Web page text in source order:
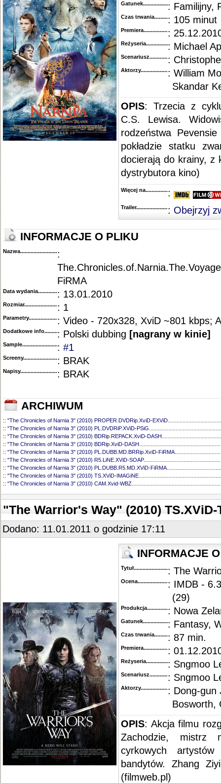
Gatunek...........................................
: Familijny,
Czas trwania......................................
: 105 minut
Premiera..........................................
:
Reżyseria........................................
: Michael
Scenariusz........................................
:
Aktorzy...........................................
: William
Skandar
OPIS: Trzecia z
C.S. Lewisa.
rodzeństwa
pokładzie statku
docierają do krainy, z
dystrybutora kino)
Więcej na........................................
:
Trailer...........................................
: Obejrzyj
INFORMACJE O PLIKU
Nazwa.............................................
:
FiRMA
Data wydania......................................
: 13.01.2010
Rozmiar...........................................
: 1
Parametry.........................................: Video - 720x328, XviD ~801 kbps;
Dodatkowe info....................................
: Polski dubbing [nagrany w kinie]
Sample............................................
: #1
Screeny...........................................
: BRAK
Napisy............................................
: BRAK
ARCHIWUM
:: "The Chronicles of Narnia 3" (2010) PROPER.DVDRip.XviD-EXViD
:: "The Chronicles of Narnia 3" (2010) PL.DVDRiP.XViD-PSiG
:: "The Chronicles of Narnia 3" (2010) BDRip.REPACK.XviD-DASH
:: "The Chronicles of Narnia 3" (2010) BDRip.XviD-DASH
:: "The Chronicles of Narnia 3" (2010) PL.DUBB.MD.BRRip.XviD-FiRMA
:: "The Chronicles of Narnia 3" (2010) R5.LiNE.XViD-SOAP
:: "The Chronicles of Narnia 3" (2010) PL.DUBB.R5.MD.XViD-FiRMA
:: "The Chronicles of Narnia 3" (2010) TS.XViD-IMAGiNE
:: "The Chronicles of Narnia 3" (2010) CAM.Xvid-WBZ
"The Warrior's Way" (2010) TS.XViD-
Dodano: 11.01.2011 o godzinie 17:11
INFORMACJE
Tytuł............................................
: The
Ocena.............................................
: IMDB -
(29)
Produkcja.........................................
: Nowa
Gatunek...........................................
: Fantasy,
Czas trwania......................................
: 87 min.
Premiera..........................................
:
Reżyseria........................................
: Sngmoo
Scenariusz........................................
: Sngmoo
Aktorzy...........................................
: Dong-gun
Bosworth,
OPIS: Akcja filmu
Zachodzie, mistrz
cyrkowych
bandytów. Zhang
(filmweb.pl)